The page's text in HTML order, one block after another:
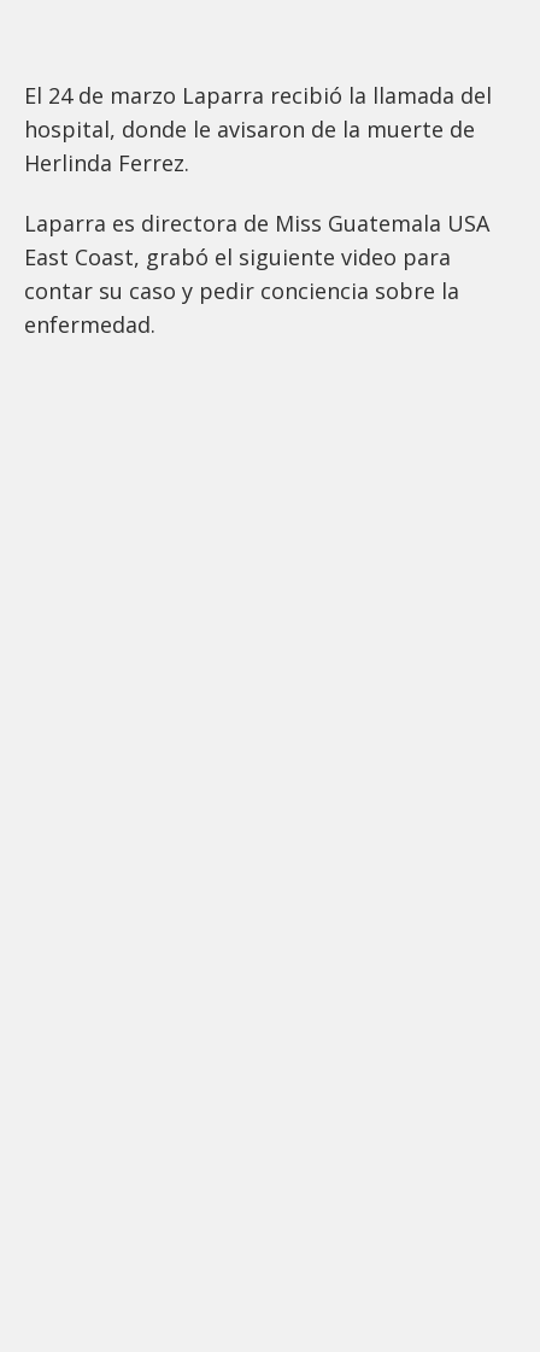
El 24 de marzo Laparra recibió la llamada del
hospital, donde le avisaron de la muerte de
Herlinda Ferrez.
Laparra es directora de Miss Guatemala USA
East Coast, grabó el siguiente video para
contar su caso y pedir conciencia sobre la
enfermedad.